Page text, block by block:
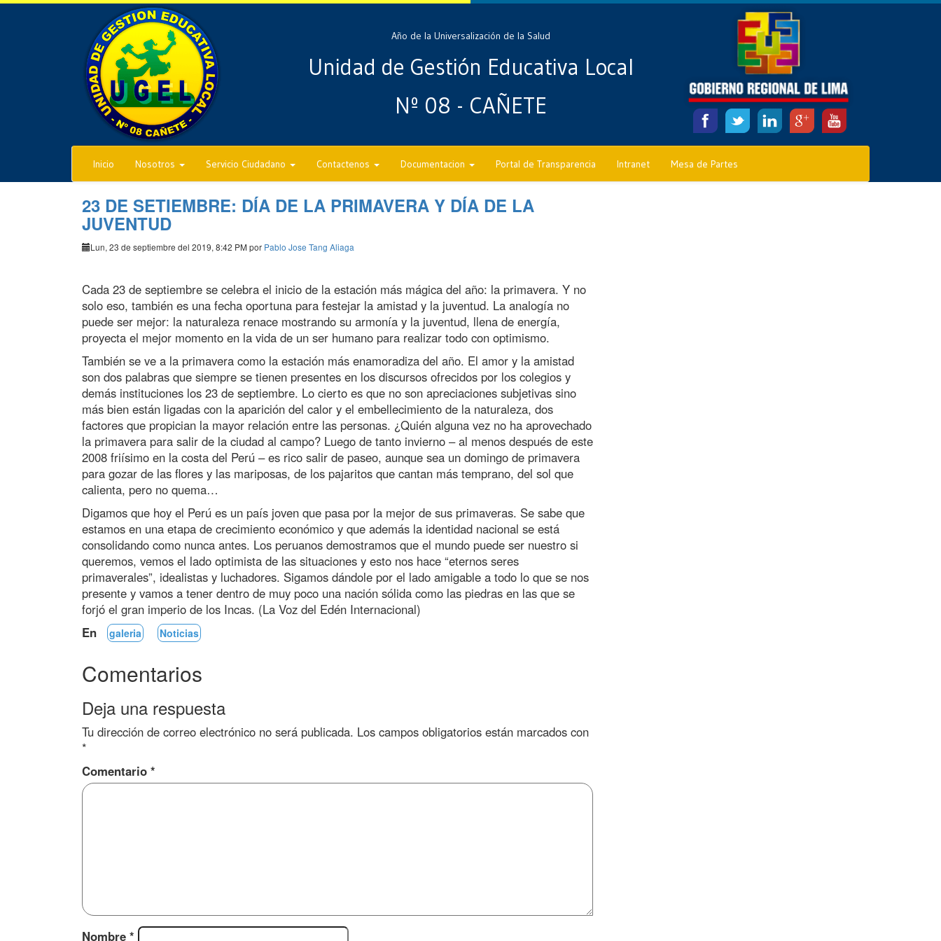
Año de la Universalización de la Salud
Unidad de Gestión Educativa Local
Nº 08 - CAÑETE
Inicio Nosotros Servicio Ciudadano Contactenos Documentacion Portal de Transparencia Intranet Mesa de Partes
23 DE SETIEMBRE: DÍA DE LA PRIMAVERA Y DÍA DE LA
JUVENTUD
Lun, 23 de septiembre del 2019, 8:42 PM por Pablo Jose Tang Aliaga
Cada 23 de septiembre se celebra el inicio de la estación más mágica del año: la primavera. Y no
solo eso, también es una fecha oportuna para festejar la amistad y la juventud. La analogía no
puede ser mejor: la naturaleza renace mostrando su armonía y la juventud, llena de energía,
proyecta el mejor momento en la vida de un ser humano para realizar todo con optimismo.
También se ve a la primavera como la estación más enamoradiza del año. El amor y la amistad
son dos palabras que siempre se tienen presentes en los discursos ofrecidos por los colegios y
demás instituciones los 23 de septiembre. Lo cierto es que no son apreciaciones subjetivas sino
más bien están ligadas con la aparición del calor y el embellecimiento de la naturaleza, dos
factores que propician la mayor relación entre las personas. ¿Quién alguna vez no ha aprovechado
la primavera para salir de la ciudad al campo? Luego de tanto invierno – al menos después de este
2008 friísimo en la costa del Perú – es rico salir de paseo, aunque sea un domingo de primavera
para gozar de las flores y las mariposas, de los pajaritos que cantan más temprano, del sol que
calienta, pero no quema…
Digamos que hoy el Perú es un país joven que pasa por la mejor de sus primaveras. Se sabe que
estamos en una etapa de crecimiento económico y que además la identidad nacional se está
consolidando como nunca antes. Los peruanos demostramos que el mundo puede ser nuestro si
queremos, vemos el lado optimista de las situaciones y esto nos hace “eternos seres
primaverales”, idealistas y luchadores. Sigamos dándole por el lado amigable a todo lo que se nos
presente y vamos a tener dentro de muy poco una nación sólida como las piedras en las que se
forjó el gran imperio de los Incas. (La Voz del Edén Internacional)
En
galeria Noticias
Comentarios
Deja una respuesta
Tu dirección de correo electrónico no será publicada. Los campos obligatorios están marcados con
*
Comentario *
Nombre *